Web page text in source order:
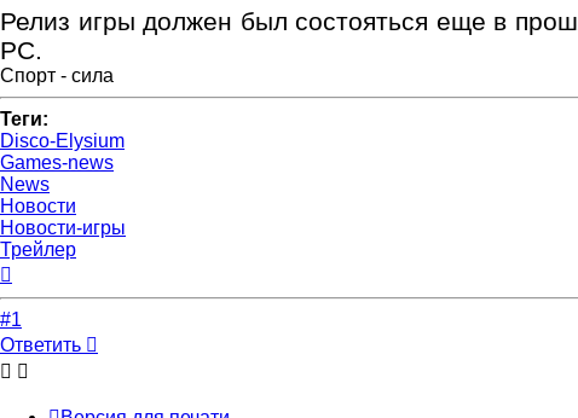
Релиз игры должен был состояться еще в
PC.
Спорт - сила
Теги:
Disco-Elysium
Games-news
News
Новости
Новости-игры
Трейлер
началу
#1
Ответить